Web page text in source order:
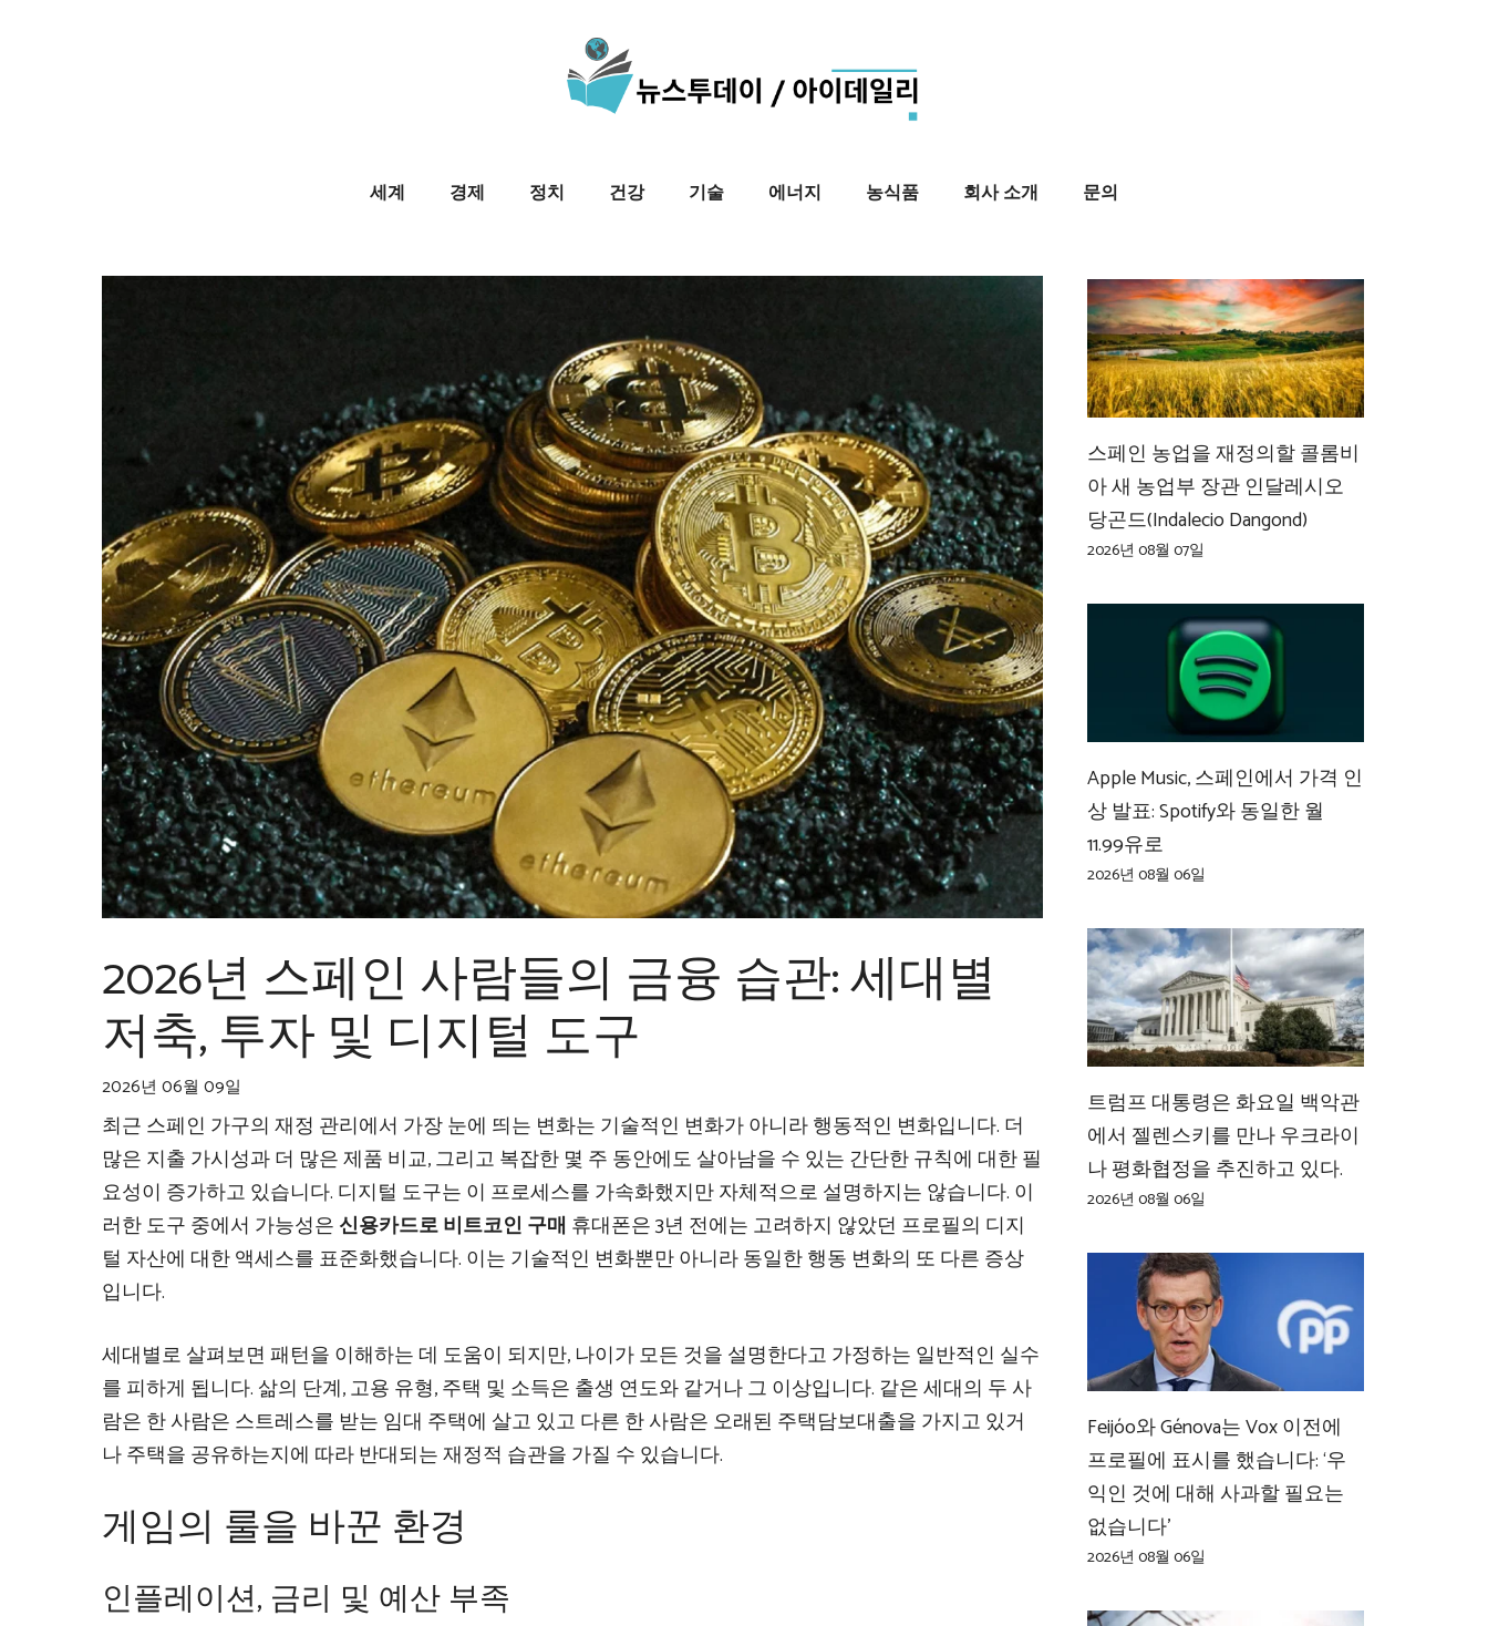
세계 경제 정치 건강 기술 에너지 농식품 회사 소개 문의
2026년 스페인 사람들의 금융 습관: 세대별
저축, 투자 및 디지털 도구
2026년 06월 09일
최근 스페인 가구의 재정 관리에서 가장 눈에 띄는 변화는 기술적인 변화가 아니라 행동적인 변화입니다. 더
많은 지출 가시성과 더 많은 제품 비교, 그리고 복잡한 몇 주 동안에도 살아남을 수 있는 간단한 규칙에 대한 필
요성이 증가하고 있습니다. 디지털 도구는 이 프로세스를 가속화했지만 자체적으로 설명하지는 않습니다. 이
러한 도구 중에서 가능성은 신용카드로 비트코인 ​​구매 휴대폰은 3년 전에는 고려하지 않았던 프로필의 디지
털 자산에 대한 액세스를 표준화했습니다. 이는 기술적인 변화뿐만 아니라 동일한 행동 변화의 또 다른 증상
입니다.
세대별로 살펴보면 패턴을 이해하는 데 도움이 되지만, 나이가 모든 것을 설명한다고 가정하는 일반적인 실수
를 피하게 됩니다. 삶의 단계, 고용 유형, 주택 및 소득은 출생 연도와 같거나 그 이상입니다. 같은 세대의 두 사
람은 한 사람은 스트레스를 받는 임대 주택에 살고 있고 다른 한 사람은 오래된 주택담보대출을 가지고 있거
나 주택을 공유하는지에 따라 반대되는 재정적 습관을 가질 수 있습니다.
게임의 룰을 바꾼 환경
인플레이션, 금리 및 예산 부족
스페인 농업을 재정의할 콜롬비
아 새 농업부 장관 인달레시오
당곤드(Indalecio Dangond)
2026년 08월 07일
Apple Music, 스페인에서 가격 인
상 발표: Spotify와 동일한 월
11.99유로
2026년 08월 06일
트럼프 대통령은 화요일 백악관
에서 젤렌스키를 만나 우크라이
나 평화협정을 추진하고 있다.
2026년 08월 06일
Feijóo와 Génova는 Vox 이전에
프로필에 표시를 했습니다: ‘우
익인 것에 대해 사과할 필요는
없습니다’
2026년 08월 06일